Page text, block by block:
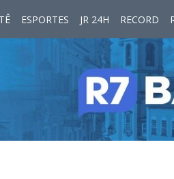
ESPORTES JR 24H RECORD